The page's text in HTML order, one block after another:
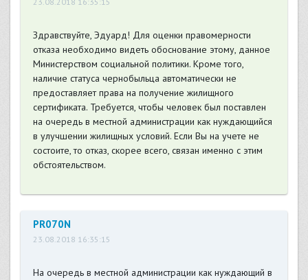
Здравствуйте, Эдуард! Для оценки правомерности
отказа необходимо видеть обоснование этому, данное
Министерством социальной политики. Кроме того,
наличие статуса чернобыльца автоматически не
предоставляет права на получение жилищного
сертификата. Требуется, чтобы человек был поставлен
на очередь в местной администрации как нуждающийся
в улучшении жилищных условий. Если Вы на учете не
состоите, то отказ, скорее всего, связан именно с этим
обстоятельством.
PR070N
23.08.2018 16:35:15
На очередь в местной администрации как нуждающий в